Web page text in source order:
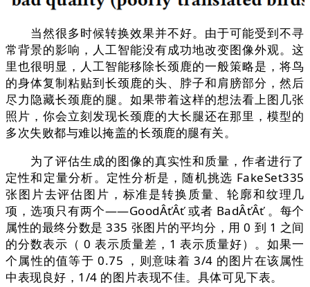
当然很多时候转换效果并不好。由于可能受到不寻
常背景的影响，人工智能没有成功地改变图像外观。这
里也很明显，人工智能移除长颈鹿的一般策略是，将鸟
的身体复制粘贴到长颈鹿的头、脖子和肩膀部分，然后
尽力隐藏长颈鹿的腿。如果带着这样的想法看上图几张
照片，你会立刻发现长颈鹿的大长腿还在那里，模型的
多次失败都与难以掩盖的长颈鹿的腿有关。
为了评估生成的图像的真实性和质量，作者进行了
定性和定量分析。定性分析是，随机挑选 FakeSet335
张图片去评估图片，标准是转换质量、轮廓和纹理几
项，选项只有两个——GoodÂťÂť 或者 BadÂťÂť 。每个
属性的最终分数是 335 张图片的平均分，用 0 到 1 之间
的分数表示（ 0 表示质量差，1 表示质量好）。如果一
个属性的值等于 0.75 ，则意味着 3/4 的图片在该属性
中表现良好，1/4 的图片表现不佳。具体可见下表。